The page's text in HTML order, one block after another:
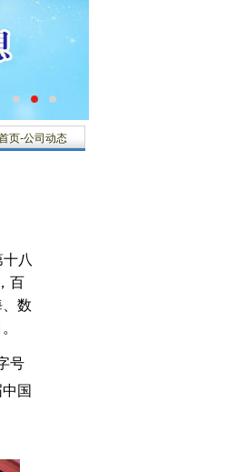
页-公司动态
八
百
数
号
国